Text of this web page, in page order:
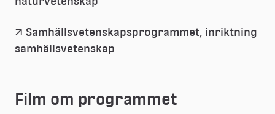
Samhällsvetenskapsprogrammet, inriktning
samhällsvetenskap
Film om programmet